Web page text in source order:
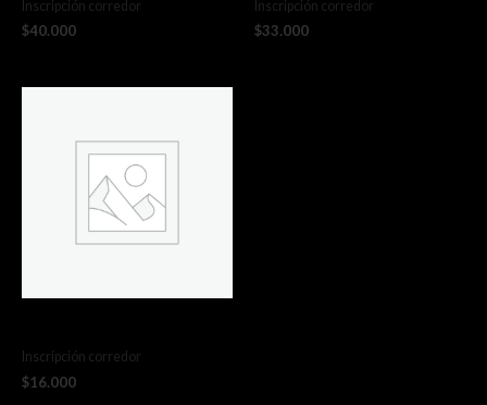
Inscripción corredor
$40.000
Inscripción corredor
$33.000
Inscripción corredor
$16.000